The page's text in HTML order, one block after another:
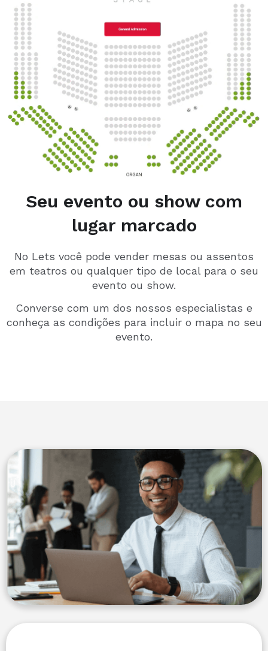
Seu evento ou show com
lugar marcado
No Lets você pode vender mesas ou assentos
em teatros ou qualquer tipo de local para o seu
evento ou show.
Converse com um dos nossos especialistas e
conheça as condições para incluir o mapa no seu
evento.